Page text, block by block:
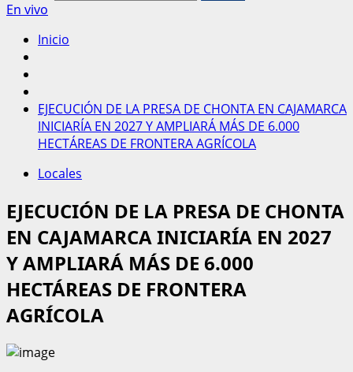
En vivo
Inicio
EJECUCIÓN DE LA PRESA DE CHONTA EN CAJAMARCA
INICIARÍA EN 2027 Y AMPLIARÁ MÁS DE 6.000
HECTÁREAS DE FRONTERA AGRÍCOLA
Locales
EJECUCIÓN DE LA PRESA DE CHONTA
EN CAJAMARCA INICIARÍA EN 2027
Y AMPLIARÁ MÁS DE 6.000
HECTÁREAS DE FRONTERA
AGRÍCOLA